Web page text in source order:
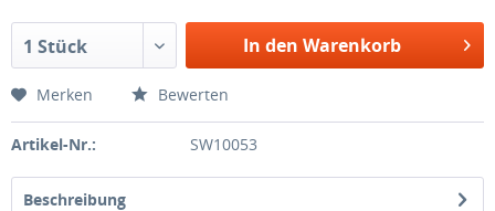
1 Stück In den Warenkorb
Merken Bewerten
Artikel-Nr.: SW10053
Beschreibung